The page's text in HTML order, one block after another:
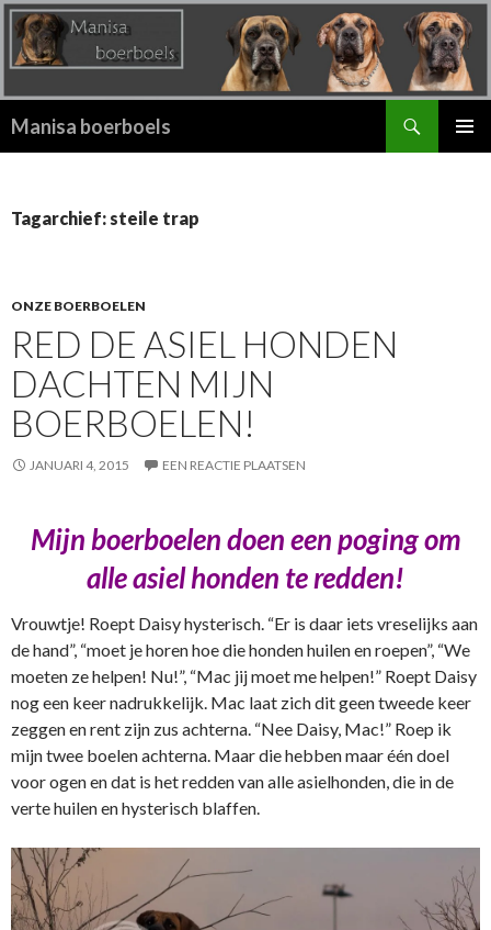
Manisa boerboels
Tagarchief: steile trap
ONZE BOERBOELEN
RED DE ASIEL HONDEN
DACHTEN MIJN
BOERBOELEN!
JANUARI 4, 2015 EEN REACTIE PLAATSEN
Mijn boerboelen doen een poging om
alle asiel honden te redden!
Vrouwtje! Roept Daisy hysterisch. “Er is daar iets vreselijks aan
de hand”, “moet je horen hoe die honden huilen en roepen”, “We
moeten ze helpen! Nu!”, “Mac jij moet me helpen!” Roept Daisy
nog een keer nadrukkelijk. Mac laat zich dit geen tweede keer
zeggen en rent zijn zus achterna. “Nee Daisy, Mac!” Roep ik
mijn twee boelen achterna. Maar die hebben maar één doel
voor ogen en dat is het redden van alle asielhonden, die in de
verte huilen en hysterisch blaffen.